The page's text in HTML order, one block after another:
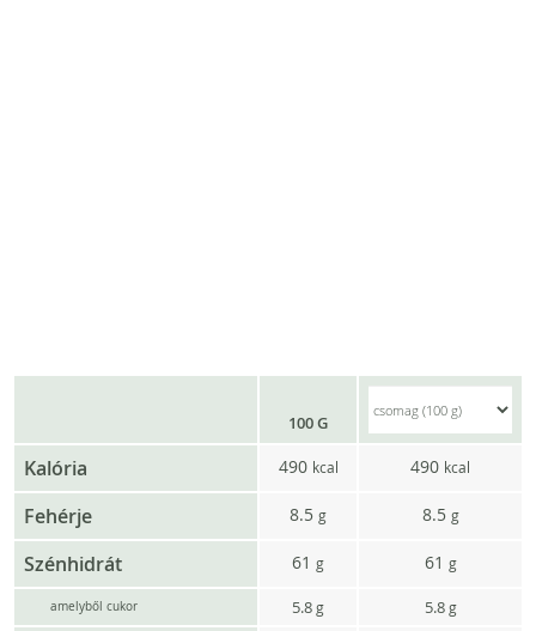
100 G
Kalória 490 kcal 490 kcal
Fehérje 8.5 g 8.5 g
Szénhidrát 61 g 61 g
amelyből cukor 5.8g 5.8 g